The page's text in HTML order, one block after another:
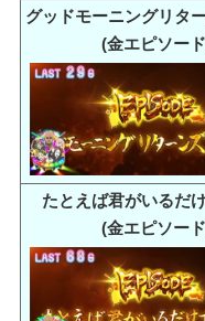
グッドモーニングリタ
(金エピソー
たとえば君がいるだ
(金エピソー